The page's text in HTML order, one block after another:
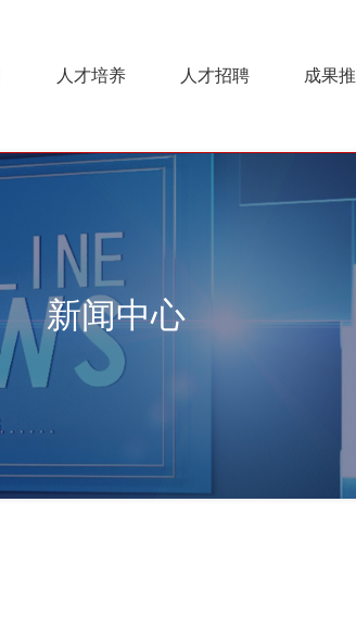
人才培养 人才招聘 成果
新闻中心